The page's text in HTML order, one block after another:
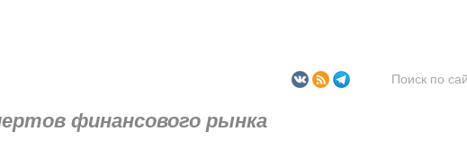
финансового рынка